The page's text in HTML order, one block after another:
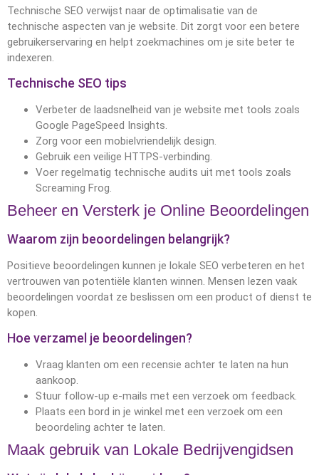
Technische SEO verwijst naar de optimalisatie van de
technische aspecten van je website. Dit zorgt voor een betere
gebruikerservaring en helpt zoekmachines om je site beter te
indexeren.
Technische SEO tips
Verbeter de laadsnelheid van je website met tools zoals
Google PageSpeed Insights.
Zorg voor een mobielvriendelijk design.
Gebruik een veilige HTTPS-verbinding.
Voer regelmatig technische audits uit met tools zoals
Screaming Frog.
Beheer en Versterk je Online Beoordelingen
Waarom zijn beoordelingen belangrijk?
Positieve beoordelingen kunnen je lokale SEO verbeteren en het
vertrouwen van potentiële klanten winnen. Mensen lezen vaak
beoordelingen voordat ze beslissen om een product of dienst te
kopen.
Hoe verzamel je beoordelingen?
Vraag klanten om een recensie achter te laten na hun
aankoop.
Stuur follow-up e-mails met een verzoek om feedback.
Plaats een bord in je winkel met een verzoek om een
beoordeling achter te laten.
Maak gebruik van Lokale Bedrijvengidsen